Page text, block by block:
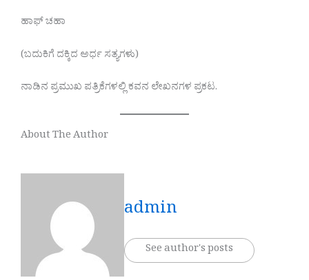
ಹಾಫ್ ಚಹಾ
(ಬದುಕಿಗೆ ದಕ್ಕಿದ ಅರ್ಧ ಸತ್ಯಗಳು)
ನಾಡಿನ ಪ್ರಮುಖ ಪತ್ರಿಕೆಗಳಲ್ಲಿ ಕವನ ಲೇಖನಗಳ ಪ್ರಕಟ.
About The Author
admin
See author's posts